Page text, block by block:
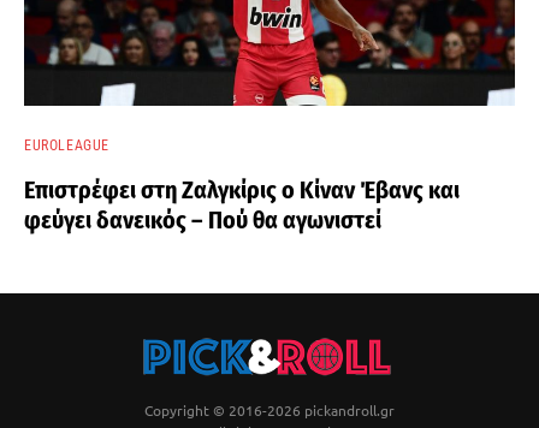
EUROLEAGUE
Επιστρέφει στη Ζαλγκίρις ο Κίναν Έβανς και
φεύγει δανεικός – Πού θα αγωνιστεί
Copyright © 2016-2026 pickandroll.gr